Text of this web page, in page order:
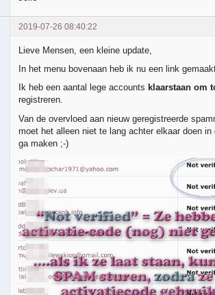
2019-07-26 08:40:22
Lieve Mensen, een kleine update,
In het menu bovenaan heb ik nu een link
Ik heb een aantal lege accounts klaarstaan om
registreren.
Van de overvloed aan nieuw geregistreerde
moet het alleen niet te lang achter elkaar doen
ga maken ;-)